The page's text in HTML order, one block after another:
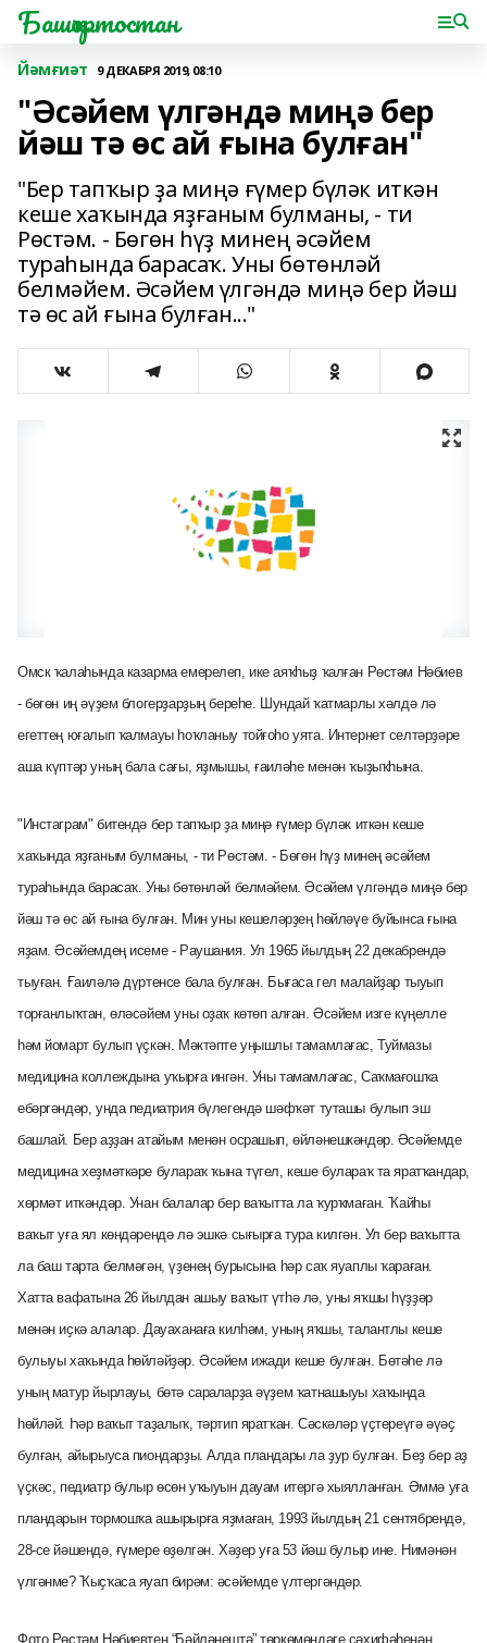
Башҡортостан
Йәмғиәт 9 ДЕКАБРЯ 2019, 08:10
"Әсәйем үлгәндә миңә бер
йәш тә өс ай ғына булған"
"Бер тапҡыр ҙа миңә ғүмер бүләк иткән
кеше хаҡында яҙғаным булманы, - ти
Рөстәм. - Бөгөн һүҙ минең әсәйем
тураһында барасаҡ. Уны бөтөнләй
белмәйем. Әсәйем үлгәндә миңә бер йәш
тә өс ай ғына булған..."
Омск ҡалаһында казарма емерелеп, ике аяҡһыҙ ҡалған Рөстәм Нәбиев
- бөгөн иң әүҙем блогерҙарҙың береһе. Шундай ҡатмарлы хәлдә лә
егеттең юғалып ҡалмауы һоҡланыу тойғоһо уята. Интернет селтәрҙәре
аша күптәр уның бала сағы, яҙмышы, ғаиләһе менән ҡыҙыҡһына.
"Инстаграм" битендә бер тапҡыр ҙа миңә ғүмер бүләк иткән кеше
хаҡында яҙғаным булманы, - ти Рөстәм. - Бөгөн һүҙ минең әсәйем
тураһында барасаҡ. Уны бөтөнләй белмәйем. Әсәйем үлгәндә миңә бер
йәш тә өс ай ғына булған. Мин уны кешеләрҙең һөйләүе буйынса ғына
яҙам. Әсәйемдең исеме - Раушания. Ул 1965 йылдың 22 декабрендә
тыуған. Ғаиләлә дүртенсе бала булған. Бығаса гел малайҙар тыуып
торғанлыҡтан, өләсәйем уны оҙаҡ көтөп алған. Әсәйем изге күңелле
һәм йомарт булып үҫкән. Мәктәпте уңышлы тамамлағас, Туймазы
медицина коллеждына уҡырға ингән. Уны тамамлағас, Саҡмағошҡа
ебәргәндәр, унда педиатрия бүлегендә шәфҡәт туташы булып эш
башлай. Бер аҙҙан атайым менән осрашып, өйләнешкәндәр. Әсәйемде
медицина хеҙмәткәре булараҡ ҡына түгел, кеше булараҡ та яратҡандар,
хөрмәт иткәндәр. Унан балалар бер ваҡытта ла ҡурҡмаған. Ҡайһы
ваҡыт уға ял көндәрендә лә эшкә сығырға тура килгән. Ул бер ваҡытта
ла баш тарта белмәгән, үҙенең бурысына һәр саҡ яуаплы ҡараған.
Хатта вафатына 26 йылдан ашыу ваҡыт үтһә лә, уны яҡшы һүҙҙәр
менән иҫкә алалар. Дауаханаға килһәм, уның яҡшы, талантлы кеше
булыуы хаҡында һөйләйҙәр. Әсәйем ижади кеше булған. Бөтәһе лә
уның матур йырлауы, бөтә сараларҙа әүҙем ҡатнашыуы хаҡында
һөйләй. Һәр ваҡыт таҙалыҡ, тәртип яратҡан. Сәскәләр үҫтереүгә әүәҫ
булған, айырыуса пиондарҙы. Алда пландары ла ҙур булған. Беҙ бер аҙ
үҫкәс, педиатр булыр өсөн уҡыуын дауам итергә хыялланған. Әммә уға
пландарын тормошҡа ашырырға яҙмаған, 1993 йылдың 21 сентябрендә,
28-се йәшендә, ғүмере өҙөлгән. Хәҙер уға53 йәш булыр ине. Нимәнән
үлгәнме? Ҡыҫҡаса яуап бирәм: әсәйемде үлтергәндәр.
Фото Рөстәм Нәбиевтең “Бәйләнештә” төркөмөндәге сәхифәһенән